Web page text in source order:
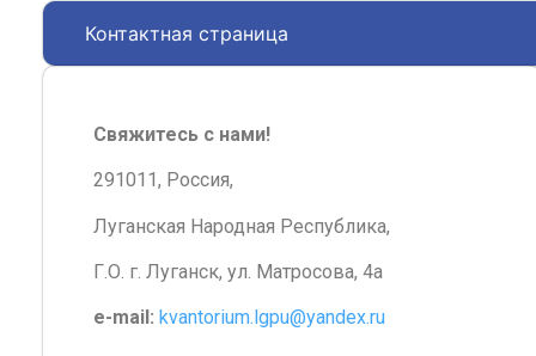
Контактная страница
Свяжитесь с нами!
291011, Россия,
Луганская Народная Республика,
Г.О. г. Луганск, ул. Матросова, 4а
e-mail: kvantorium.lgpu@yandex.ru